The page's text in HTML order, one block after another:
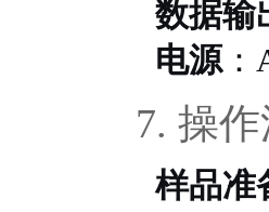
数据输
电源：
7. 操
样品准